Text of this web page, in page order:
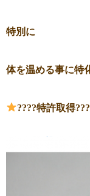
特別に
体を温める事に特
????特許取得